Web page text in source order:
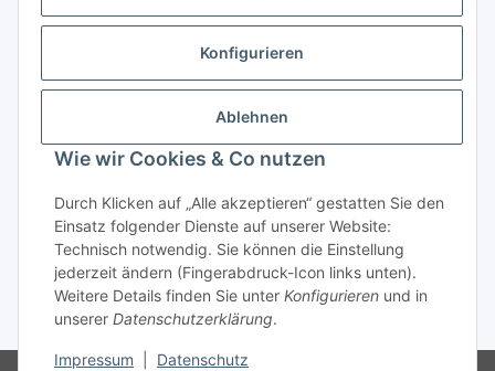
Konfigurieren
Ablehnen
Wie wir Cookies & Co nutzen
Durch Klicken auf „Alle akzeptieren“ gestatten Sie den
Einsatz folgender Dienste auf unserer Website:
Technisch notwendig. Sie können die Einstellung
jederzeit ändern (Fingerabdruck-Icon links unten).
Weitere Details finden Sie unter Konfigurieren und in
unserer Datenschutzerklärung.
Impressum Datenschutz
genesis musikverlag Christian Sprenger
34630 Gilserberg
E-Mail:anne.weckesser@genesis-musikverlag.de
Informationen
Gesetzliche Informationen
* Alle Preise inkl. gesetzlicher USt., zzgl.Versand